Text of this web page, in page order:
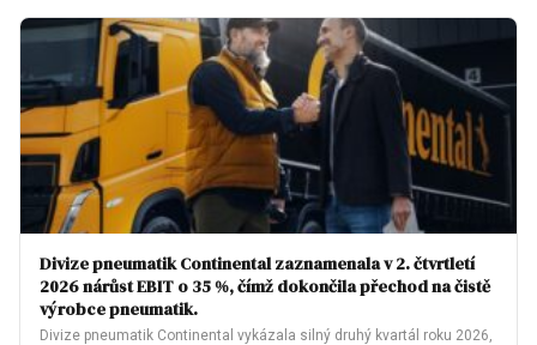
Divize pneumatik Continental zaznamenala v 2. čtvrtletí
2026 nárůst EBIT o 35 %, čímž dokončila přechod na čistě
výrobce pneumatik.
Divize pneumatik Continental vykázala silný druhý kvartál roku 2026,